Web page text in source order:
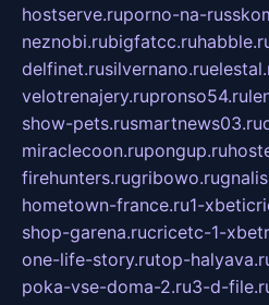
hostserve.ruporno-na-
neznobi.rubigfatcc.ru
delfinet.rusilvernano.ru
velotrenajery.rupronso54.ru
show-pets.rusmartnews03.ru
miraclecoon.rupongup.ru
firehunters.rugribowo.ru
hometown-france.ru1-
shop-garena.rucricetc-1-
one-life-story.rutop-
poka-vse-doma-2.ru3-d-